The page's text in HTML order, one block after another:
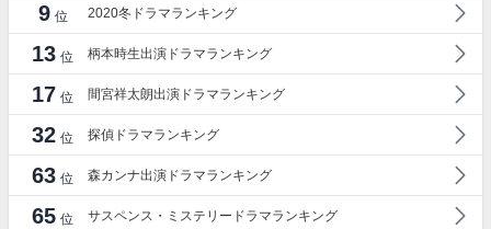
9 位 2020冬ドラマランキング
13 位 柄本時生出演ドラマランキング
17 位 間宮祥太朗出演ドラマランキング
32 位 探偵ドラマランキング
63 位 森カンナ出演ドラマランキング
65 位 サスペンス・ミステリードラマランキング